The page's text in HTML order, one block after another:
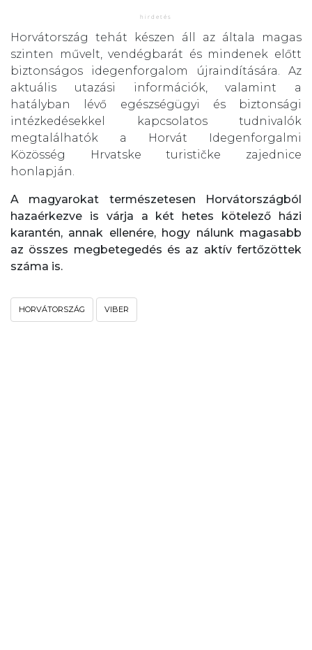
Horvátország tehát készen áll az általa magas
szinten művelt, vendégbarát és mindenek előtt
biztonságos idegenforgalom újraindítására. Az
aktuális utazási információk, valamint a
hatályban lévő egészségügyi és biztonsági
intézkedésekkel kapcsolatos tudnivalók
megtalálhatók a Horvát Idegenforgalmi
Közösség Hrvatske turističke zajednice
honlapján.
A magyarokat természetesen Horvátországból
hazaérkezve is várja a két hetes kötelező házi
karantén, annak ellenére, hogy nálunk magasabb
az összes megbetegedés és az aktív fertőzöttek
száma is.
HORVÁTORSZÁG VIBER